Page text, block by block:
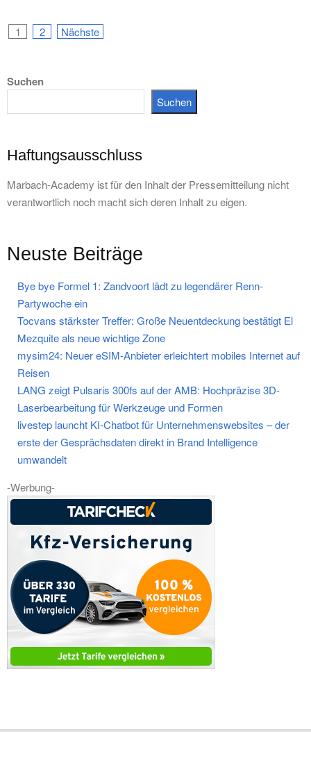
Seitennummerierung
Beiträge
1 2 Nächste
Suchen
Suchen
Haftungsausschluss
Marbach-Academy ist für den Inhalt der Pressemitteilung nicht
verantwortlich noch macht sich deren Inhalt zu eigen.
Neuste Beiträge
Bye bye Formel 1: Zandvoort lädt zu legendärer Renn-
Partywoche ein
Tocvans stärkster Treffer: Große Neuentdeckung bestätigt El
Mezquite als neue wichtige Zone
mysim24: Neuer eSIM-Anbieter erleichtert mobiles Internet auf
Reisen
LANG zeigt Pulsaris 300fs auf der AMB: Hochpräzise 3D-
Laserbearbeitung für Werkzeuge und Formen
livestep launcht KI-Chatbot für Unternehmenswebsites – der
erste der Gesprächsdaten direkt in Brand Intelligence
umwandelt
-Werbung-